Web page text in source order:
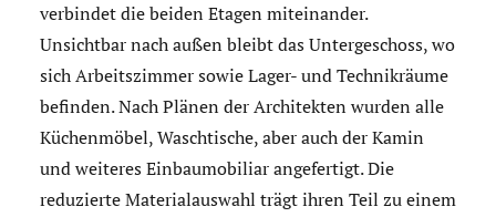
verbindet die beiden Etagen miteinander.
Unsichtbar nach außen bleibt das Untergeschoss, wo
sich Arbeitszimmer sowie Lager- und Technikräume
befinden. Nach Plänen der Architekten wurden alle
Küchenmöbel, Waschtische, aber auch der Kamin
und weiteres Einbaumobiliar angefertigt. Die
reduzierte Materialauswahl trägt ihren Teil zu einem